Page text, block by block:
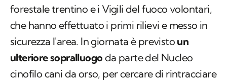
forestale trentino e i Vigili del fuoco volontari,
che hanno effettuato i primi rilievi e messo in
sicurezza l'area. In giornata è previsto un
ulteriore sopralluogo da parte del Nucleo
cinofilo cani da orso, per cercare di rintracciare